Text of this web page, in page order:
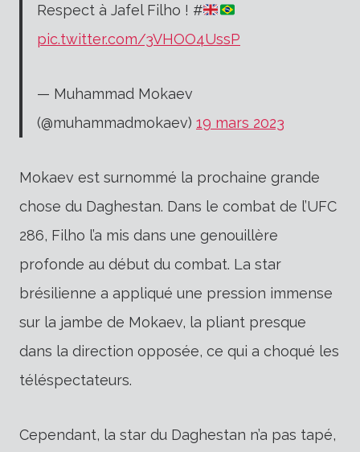
Respect à Jafel Filho ! #
pic.twitter.com/3VHOO4UssP
— Muhammad Mokaev
(@muhammadmokaev) 19 mars 2023
Mokaev est surnommé la prochaine grande
chose du Daghestan. Dans le combat de l’UFC
286, Filho l’a mis dans une genouillère
profonde au début du combat. La star
brésilienne a appliqué une pression immense
sur la jambe de Mokaev, la pliant presque
dans la direction opposée, ce qui a choqué les
téléspectateurs.
Cependant, la star du Daghestan n’a pas tapé,